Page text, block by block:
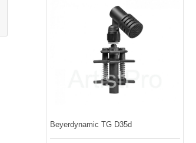
Beyerdynamic TG D35d